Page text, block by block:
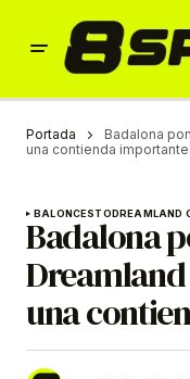
Portada
Badalona
una contienda importante
BALONCESTODREAMLAND
Badalona
una